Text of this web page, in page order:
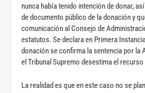
nunca había tenido intención de donar,
de documento público de la donación y
comunicación al Consejo de
estatutos. Se declara en Primera
donación se confirma la sentencia por la
el Tribunal Supremo desestima el
La realidad es que en este caso no se